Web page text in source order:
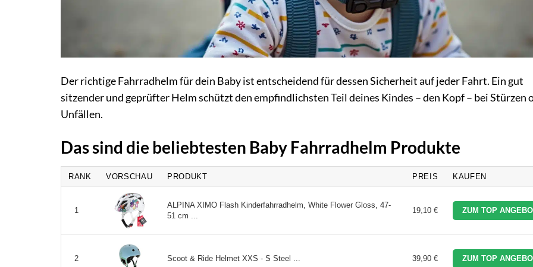
Der richtige Fahrradhelm für dein Baby ist entscheidend für dessen Sicherheit auf jeder Fahrt. Ein gut
sitzender und geprüfter Helm schützt den empfindlichsten Teil deines Kindes – den Kopf – bei Stürzen
Unfällen.
Das sind die beliebtesten Baby Fahrradhelm Produkte
RANK VORSCHAU PRODUKT PREIS KAUFEN
1
ALPINA XIMO Flash Kinderfahrradhelm, White Flower Gloss, 47-
51 cm ...
19,10 € ZUM TOP
2 Scoot & Ride Helmet XXS - S Steel ... 39,90 € ZUM TOP